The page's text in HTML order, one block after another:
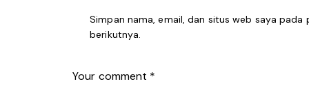
Simpan nama, email, dan situs web saya
berikutnya.